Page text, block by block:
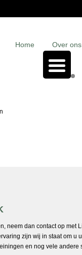
Home Over ons
neem dan contact op met
zijn wij in staat om u
en nog vele andere